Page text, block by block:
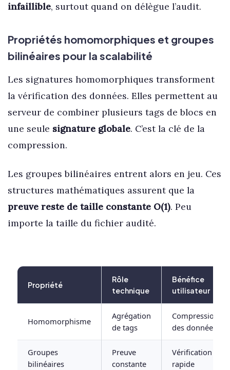
infaillible, surtout quand on délègue l’audit.
Propriétés homomorphiques et groupes
bilinéaires pour la scalabilité
Les signatures homomorphiques transforment
la vérification des données. Elles permettent au
serveur de combiner plusieurs tags de blocs en
une seule signature globale. C’est la clé de la
compression.
Les groupes bilinéaires entrent alors en jeu. Ces
structures mathématiques assurent que la
preuve reste de taille constante O(1). Peu
importe la taille du fichier audité.
Propriété
Rôle
technique
Bénéfice
utilisateur
Homomorphisme
Agrégation
de tags
Compression
des données
Groupes
bilinéaires
Preuve
constante
Vérification
rapide